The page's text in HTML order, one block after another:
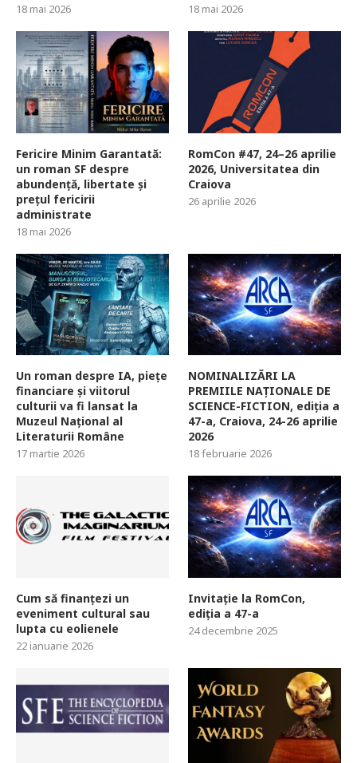
18 mai 2026 18 mai 2026
Fericire Minim Garantată:
un roman SF despre
abundență, libertate și
prețul fericirii
administrate
18 mai 2026
RomCon #47, 24–26 aprilie
2026, Universitatea din
Craiova
26 aprilie 2026
Un roman despre IA, piețe
financiare și viitorul
culturii va fi lansat la
Muzeul Național al
Literaturii Române
17 martie 2026
NOMINALIZĂRI LA
PREMIILE NAȚIONALE DE
SCIENCE-FICTION, ediția a
47-a, Craiova, 24-26 aprilie
2026
18 februarie 2026
Cum să finanțezi un
eveniment cultural sau
lupta cu eolienele
22 ianuarie 2026
Invitație la RomCon,
ediția a 47-a
24 decembrie 2025